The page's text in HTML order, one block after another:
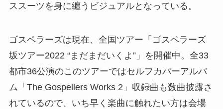
ススーツを身に纏うビジュアルとなっている。
ゴスペラーズは現在、全国ツアー「ゴスペラーズ
坂ツアー2022 “まだまだいくよ”」を開催中。全33
都市36公演のこのツアーではセルフカバーアルバ
ム「The Gospellers Works 2」収録曲も数曲披露さ
れているので、いち早く楽曲に触れたい方は会場